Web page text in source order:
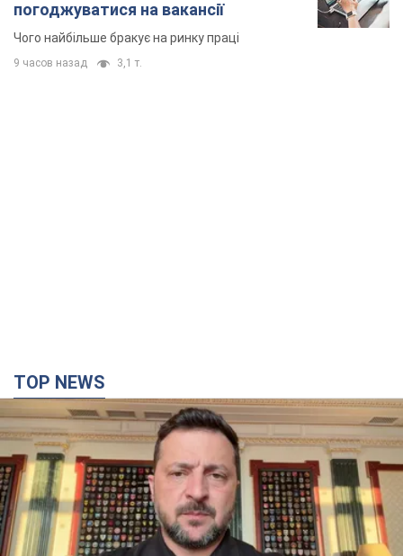
погоджуватися на вакансії
Чого найбільше бракує на ринку праці
9 часов назад 3,1 т.
TOP NEWS